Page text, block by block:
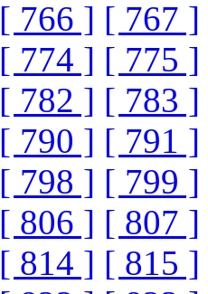
[ 766 ] [ 767 ]
[ 774 ] [ 775 ]
[ 782 ] [ 783 ]
[ 790 ] [ 791 ]
[ 798 ] [ 799 ]
[ 806 ] [ 807 ]
[ 814 ] [ 815 ]